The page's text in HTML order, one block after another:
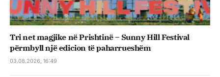
Tri net magjike në Prishtinë – Sunny Hill Festival
përmbyll një edicion të paharrueshëm
03.08.2026, 16:49